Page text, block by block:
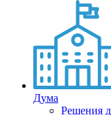
Дума
Решения